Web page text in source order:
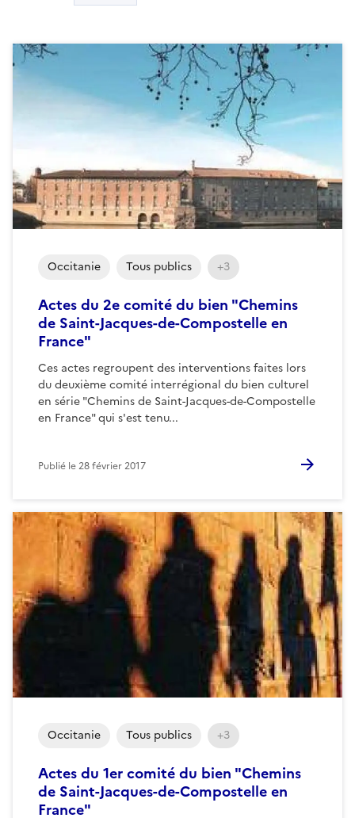
Actes du 2e comité du bien "Chemins
de Saint-Jacques-de-Compostelle en
France"
Ces actes regroupent des interventions faites lors
du deuxième comité interrégional du bien culturel
en série "Chemins de Saint-Jacques-de-Compostelle
en France" qui s'est tenu...
Occitanie Tous publics +3
Publié le28 février 2017
Actes du 1er comité du bien "Chemins
de Saint-Jacques-de-Compostelle en
France"
Occitanie Tous publics +3